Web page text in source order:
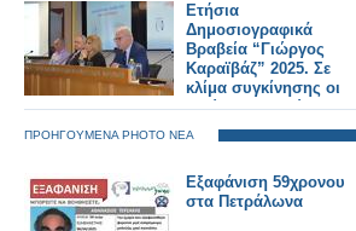
Ετήσια
Δημοσιογραφικά
Βραβεία “Γιώργος
Καραϊβάζ” 2025. Σε
κλίμα συγκίνησης οι
πρώτες βραβεύσεις
δημοσιογράφων από
το SILVER ALERT
ΠΡΟΗΓΟΥΜΕΝΑ PHOTO ΝΕΑ
Εξαφάνιση 59χρονου
στα Πετράλωνα